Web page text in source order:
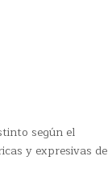
según el
y expresivas de